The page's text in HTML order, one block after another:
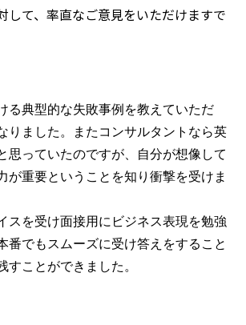
して、率直なご意見をいただけますで
る典型的な失敗事例を教えていただ
りました。またコンサルタントなら英
思っていたのですが、自分が想像して
が重要ということを知り衝撃を受けま
スを受け面接用にビジネス表現を勉強
番でもスムーズに受け答えをすること
すことができました。